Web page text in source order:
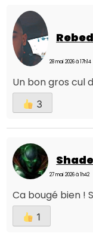
28 mai 2026 à 17h14
Un bon gros cul
3
Shade
27 mai 2026 à 1h42
Ca bougé bien !
1